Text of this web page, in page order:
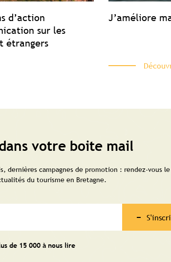
d’action
sur les
étrangers
J’améliore
votre boite mail
dernières campagnes de promotion : rendez-vous
du tourisme en Bretagne.
de 15 000 à nous lire